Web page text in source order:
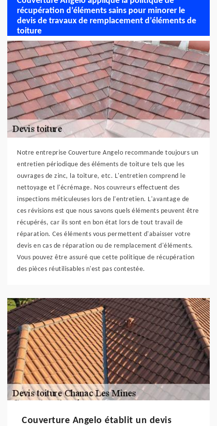
récupération d’éléments sains pour minorer le
devis de travaux de remplacement d’éléments de
toiture
Notre entreprise Couverture Angelo recommande toujours un
entretien périodique des éléments de toiture tels que les
ouvrages de zinc, la toiture, etc. L'entretien comprend le
nettoyage et l'écrémage. Nos couvreurs effectuent des
inspections méticuleuses lors de l'entretien. L'avantage de
ces révisions est que nous savons quels éléments peuvent être
récupérés, car ils sont en bon état lors de tout travail de
réparation. Ces éléments vous permettent d'abaisser votre
devis en cas de réparation ou de remplacement d'éléments.
Vous pouvez être assuré que cette politique de récupération
des pièces réutilisables n'est pas contestée.
Couverture Angelo établit un devis